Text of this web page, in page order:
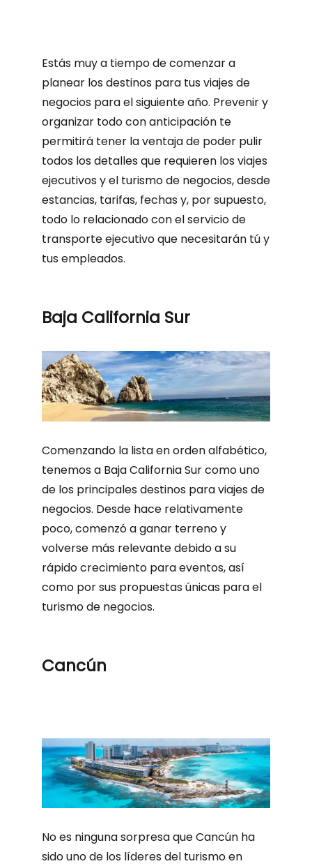
Estás muy a tiempo de comenzar a
planear los destinos para tus viajes de
negocios para el siguiente año. Prevenir y
organizar todo con anticipación te
permitirá tener la ventaja de poder pulir
todos los detalles que requieren los viajes
ejecutivos y el turismo de negocios, desde
estancias, tarifas, fechas y, por supuesto,
todo lo relacionadocon el servicio de
transporte ejecutivo que necesitarán tú y
tus empleados.
Baja California Sur
Comenzando la lista en orden alfabético,
tenemos a Baja California Sur como uno
de los principales destinos para viajes de
negocios. Desde hace relativamente
poco, comenzó a ganar terreno y
volverse más relevante debido a su
rápido crecimiento para eventos, así
como por sus propuestas únicas para el
turismo de negocios.
Cancún
No es ninguna sorpresa que Cancún ha
sido uno de los líderes del turismo en